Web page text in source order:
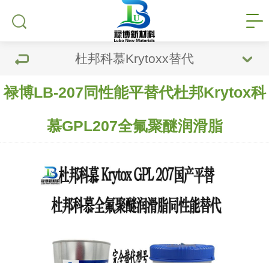
杜邦科慕Krytoxx替代
禄博LB-207同性能平替代杜邦Krytox科
慕GPL207全氟聚醚润滑脂